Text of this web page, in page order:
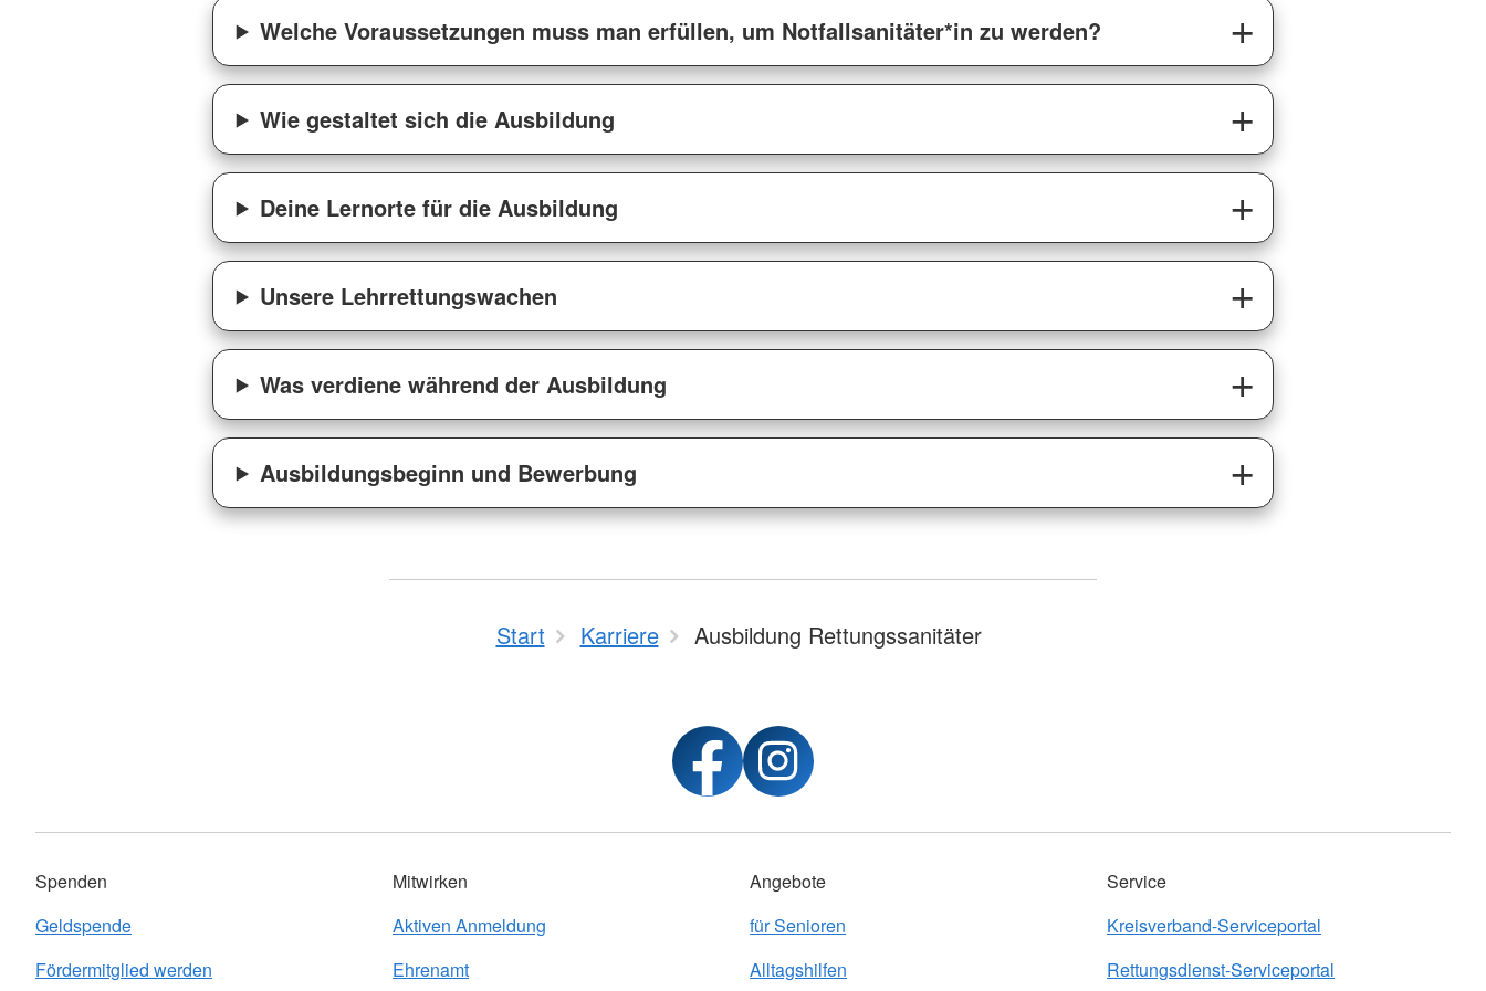
Welche Voraussetzungen muss man erfüllen, um Notfallsanitäter*in zu werden?
Wie gestaltet sich die Ausbildung
Deine Lernorte für die Ausbildung
Unsere Lehrrettungswachen
Was verdiene während der Ausbildung
Ausbildungsbeginn und Bewerbung
Start Karriere Ausbildung Rettungssanitäter
Spenden
Geldspende
Fördermitglied werden
Mitwirken
Aktiven Anmeldung
Ehrenamt
Angebote
für Senioren
Alltagshilfen
Service
Kreisverband-Serviceportal
Rettungsdienst-Serviceportal